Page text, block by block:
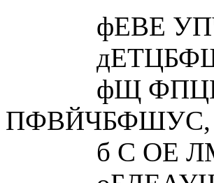
фЕВЕ
дЕТЦБФШ
фЩ ФПЦЕ
ПФВЙЧБФШУС,
б С ОЕ